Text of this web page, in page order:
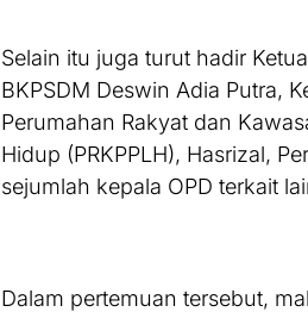
Selain itu juga turut hadir
BKPSDM Deswin Adia Putra,
Perumahan Rakyat dan
Hidup (PRKPPLH), Hasrizal,
sejumlah kepala OPD terkait
Dalam pertemuan tersebut,